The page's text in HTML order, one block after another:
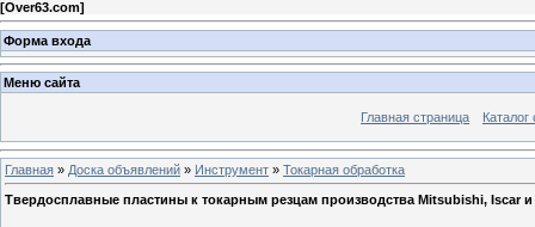
[Over63.com]
Форма входа
Меню сайта
Главная страница Каталог
Главная » Доска объявлений » Инструмент » Токарная обработка
Твердосплавные пластины к токарным резцам производства Mitsubishi, Iscar